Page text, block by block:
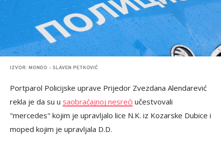
IZVOR: MONDO - SLAVEN PETKOVIĆ
Portparol Policijske uprave Prijedor Zvezdana Alendarević
rekla je da su u saobraćajnoj nesreći učestvovali
"mercedes" kojim je upravljalo lice N.K. iz Kozarske Dubice i
moped kojim je upravljala D.D.